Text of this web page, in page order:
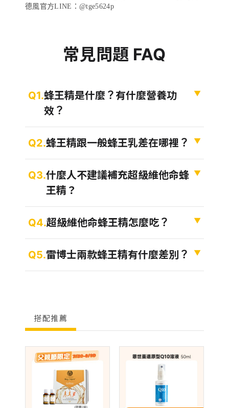
德風官方LINE：@tge5624p
常見問題 FAQ
Q1.蜂王精是什麼？有什麼營養功
效？
▼
Q2.蜂王精跟一般蜂王乳差在哪裡？ ▼
Q3.什麼人不建議補充超級維他命蜂
王精？
▼
Q4.超級維他命蜂王精怎麼吃？ ▼
Q5.雷博士兩款蜂王精有什麼差別？ ▼
搭配推薦